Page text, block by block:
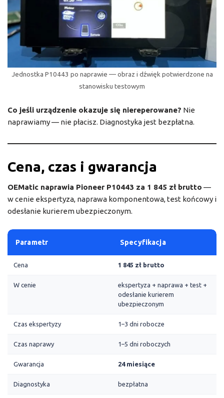
Jednostka P10443 po naprawie — obraz i dźwięk potwierdzone na
stanowisku testowym
Co jeśli urządzenie okazuje się niereperowane? Nie
naprawiamy — nie płacisz. Diagnostyka jest bezpłatna.
Cena, czas i gwarancja
OEMatic naprawia Pioneer P10443 za 1 845 zł brutto —
w cenie ekspertyza, naprawa komponentowa, test końcowy i
odesłanie kurierem ubezpieczonym.
Parametr Specyfikacja
Cena 1 845 zł brutto
W cenie
ekspertyza + naprawa + test +
odesłanie kurierem
ubezpieczonym
Czas ekspertyzy 1–3 dni robocze
Czas naprawy 1–5 dni roboczych
Gwarancja 24 miesiące
Diagnostyka bezpłatna